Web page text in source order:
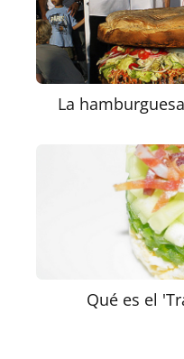
La
Qué es el